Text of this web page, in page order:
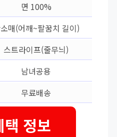
면 100%
매(어깨~팔꿈치 길이)
스트라이프(줄무늬)
남녀공용
무료배송
정보